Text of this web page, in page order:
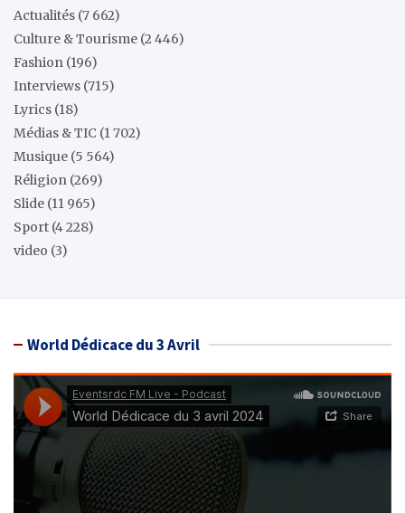
Actualités (7 662)
Culture & Tourisme (2 446)
Fashion (196)
Interviews (715)
Lyrics (18)
Médias & TIC (1 702)
Musique (5 564)
Réligion (269)
Slide (11 965)
Sport (4 228)
video (3)
World Dédicace du 3 Avril